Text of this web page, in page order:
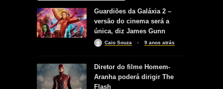
Guardiões da Galáxia 2 –
versão do cinema será a
única, diz James Gunn
Caio Souza 9 anos atrás
Diretor do filme Homem-
Aranha poderá dirigir The
Flash